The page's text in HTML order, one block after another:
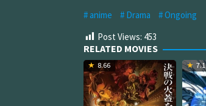
anime
Drama
Ongoing
Post Views: 453
RELATED MOVIES
8.66 7.1